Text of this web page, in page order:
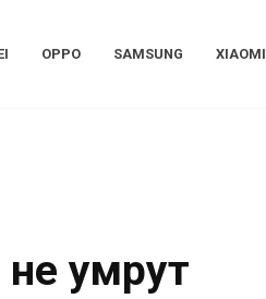
OPPO SAMSUNG XIAOMI
умрут